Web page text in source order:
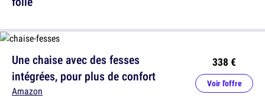
Une chaise avec des fesses
intégrées, pour plus de confort
Amazon
338 €
Voir l'offre